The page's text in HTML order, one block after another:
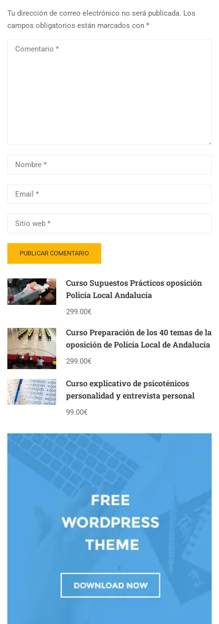
Tu dirección de correo electrónico no será publicada. Los
campos obligatorios están marcados con *
Curso Supuestos Prácticos oposición
Policía Local Andalucía
299.00€
Curso Preparación de los 40 temas de la
oposición de Policía Local de Andalucía
299.00€
Curso explicativo de psicoténicos
personalidad y entrevista personal
99.00€